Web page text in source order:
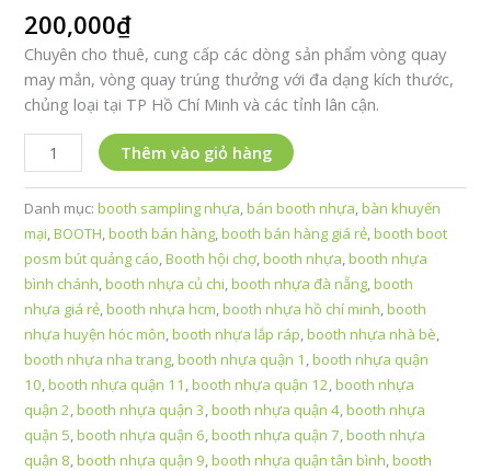
200,000₫
Chuyên cho thuê, cung cấp các dòng sản phẩm vòng quay
may mắn, vòng quay trúng thưởng với đa dạng kích thước,
chủng loại tại TP Hồ Chí Minh và các tỉnh lân cận.
【CHO
THUÊ】
Vòng
Quay
May
Mắn
***
Tại
TP.HỒ
CHÍ
MINH
số
lượng
Thêm vào giỏ hàng
Danh mục:booth sampling nhựa,bán booth nhựa,bàn khuyến
mại,BOOTH,booth bán hàng,booth bán hàng giá rẻ,booth boot
posm bút quảng cáo,Booth hội chợ,booth nhựa,booth nhựa
bình chánh,booth nhựa củ chi,booth nhựa đà nẵng,booth
nhựa giá rẻ,booth nhựa hcm,booth nhựa hồ chí minh,booth
nhựa huyện hóc môn,booth nhựa lắp ráp,booth nhựa nhà bè,
booth nhựa nha trang,booth nhựa quận 1 ,booth nhựa quận
10,booth nhựa quận 11 ,booth nhựa quận 12,booth nhựa
quận 2,booth nhựa quận 3,booth nhựa quận 4,booth nhựa
quận 5,booth nhựa quận 6,booth nhựa quận 7,booth nhựa
quận 8,booth nhựa quận 9,booth nhựa quận tân bình,booth